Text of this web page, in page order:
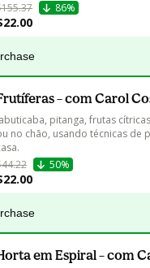
86%
– com Carol
pitanga, frutas
no chão, usando técnicas
50%
em Espiral – com